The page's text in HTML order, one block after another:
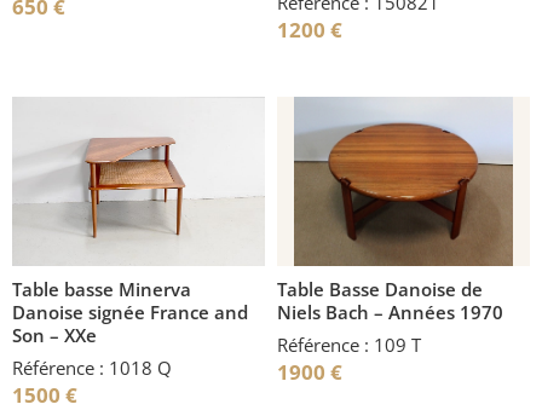
650 €
1200 €
Table basse Minerva
Danoise signée France and
Son – XXe
Référence : 1018 Q
1500 €
Table Basse Danoise de
Niels Bach – Années 1970
Référence : 109 T
1900 €